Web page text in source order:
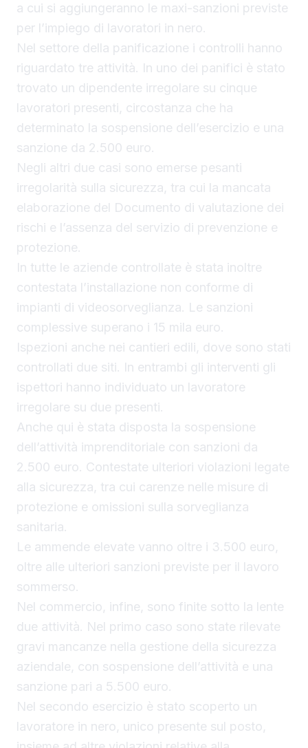
a cui si aggiungeranno le maxi-sanzioni previste
per l’impiego di lavoratori in nero.
Nel settore della panificazione i controlli hanno
riguardato tre attività. In uno dei panifici è stato
trovato un dipendente irregolare su cinque
lavoratori presenti, circostanza che ha
determinato la sospensione dell’esercizio e una
sanzione da 2.500 euro.
Negli altri due casi sono emerse pesanti
irregolarità sulla sicurezza, tra cui la mancata
elaborazione del Documento di valutazione dei
rischi e l’assenza del servizio di prevenzione e
protezione.
In tutte le aziende controllate è stata inoltre
contestata l’installazione non conforme di
impianti di videosorveglianza. Le sanzioni
complessive superano i 15 mila euro.
Ispezioni anche nei cantieri edili, dove sono stati
controllati due siti. In entrambi gli interventi gli
ispettori hanno individuato un lavoratore
irregolare su due presenti.
Anche qui è stata disposta la sospensione
dell’attività imprenditoriale con sanzioni da
2.500 euro. Contestate ulteriori violazioni legate
alla sicurezza, tra cui carenze nelle misure di
protezione e omissioni sulla sorveglianza
sanitaria.
Le ammende elevate vanno oltre i 3.500 euro,
oltre alle ulteriori sanzioni previste per il lavoro
sommerso.
Nel commercio, infine, sono finite sotto la lente
due attività. Nel primo caso sono state rilevate
gravi mancanze nella gestione della sicurezza
aziendale, con sospensione dell’attività e una
sanzione pari a 5.500 euro.
Nel secondo esercizio è stato scoperto un
lavoratore in nero, unico presente sul posto,